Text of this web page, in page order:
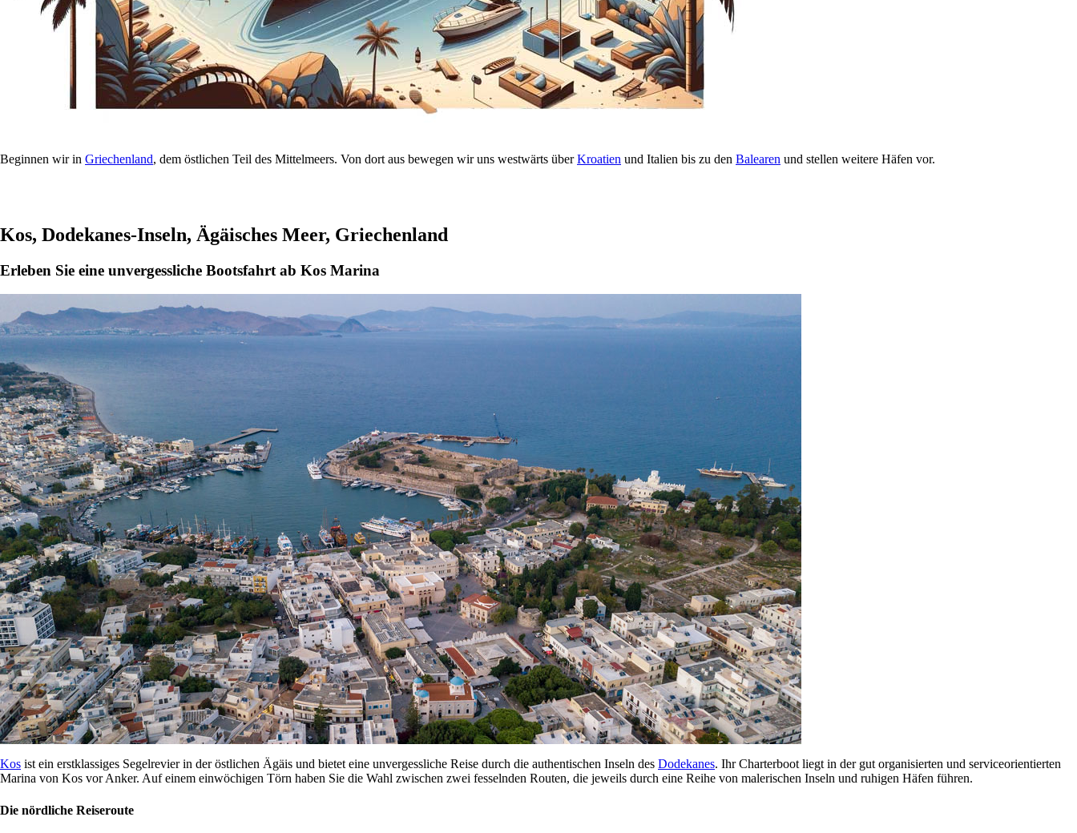
Beginnen wir in Griechenland, dem östlichen Teil des Mittelmeers. Von dort aus bewegen wir uns westwärts überKroatien und Italien bis zu den Balearen und stellen weitere Häfen vor.
Kos, Dodekanes-Inseln, Ägäisches Meer, Griechenland
Erleben Sie eine unvergessliche Bootsfahrt ab Kos Marina
Kos ist ein erstklassiges Segelrevier in der östlichen Ägäis und bietet eine unvergessliche Reise durch die authentischen Inseln des Dodekanes. Ihr Charterboot liegt in der gut organisierten und serviceorientierten
Marina von Kos vor Anker. Auf einem einwöchigen Törn haben Sie die Wahl zwischen zwei fesselnden Routen, die jeweils durch eine Reihe von malerischen Inseln und ruhigen Häfen führen.
Die nördliche Reiseroute